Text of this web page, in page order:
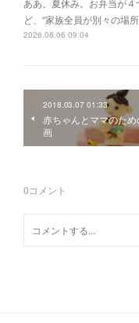
ああ、夏休み。お弁当が
ど、“家族全員が別々の場
2026.08.06 09:04
2018.03.07 01:33
赤ちゃんとママのため
画
0コメント